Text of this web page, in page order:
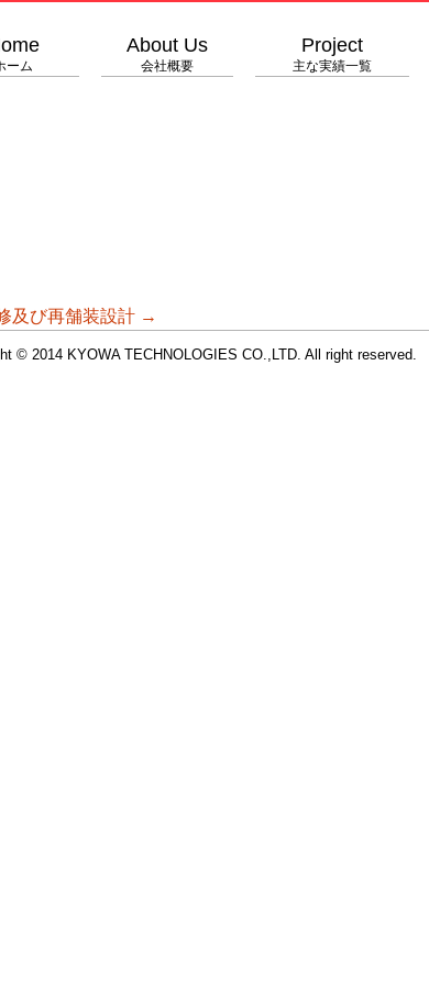
ーム
About Us
会社概要
Project
主な実績一覧
及び再舗装設計 →
© 2014 KYOWA TECHNOLOGIES CO.,LTD. All right reserved.